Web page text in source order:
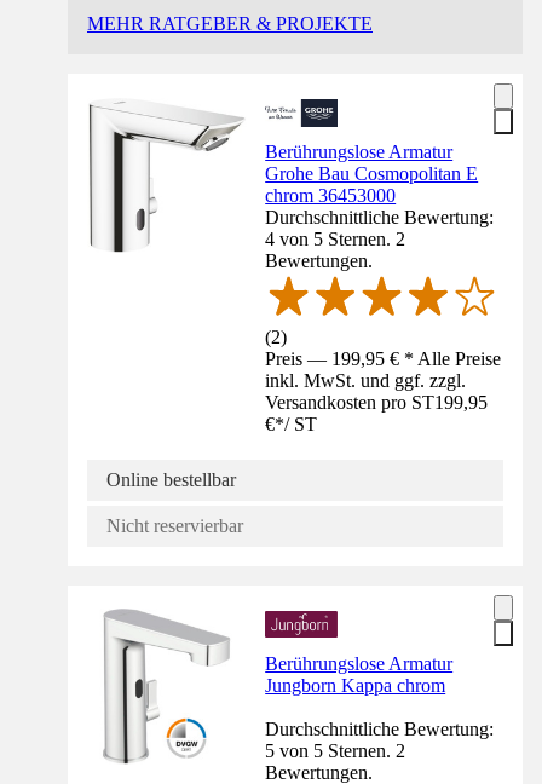
MEHR RATGEBER & PROJEKTE
Berührungslose Armatur
Grohe Bau Cosmopolitan E
chrom 36453000
Durchschnittliche Bewertung:
4 von 5 Sternen. 2
Bewertungen.
(2)
Preis — 199,95 € * Alle Preise
inkl. MwSt. und ggf. zzgl.
Versandkosten pro ST199,95
€*/ ST
Online bestellbar
Nicht reservierbar
Berührungslose Armatur
Jungborn Kappa chrom
Durchschnittliche Bewertung:
5 von 5 Sternen. 2
Bewertungen.